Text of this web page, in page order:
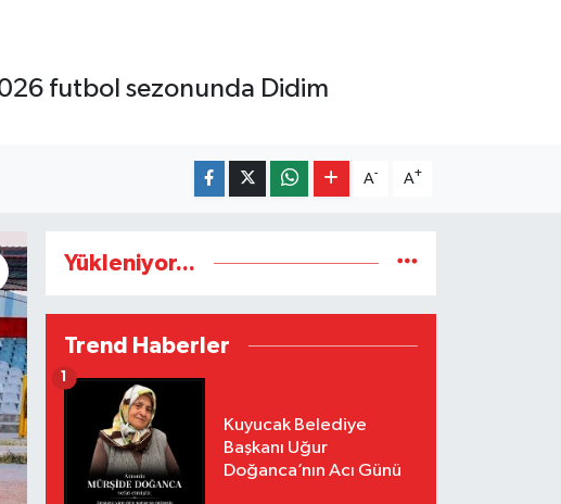
futbol sezonunda Didim
A- A+
Yükleniyor...
Trend Haberler
Kuyucak Belediye
Başkanı Uğur
Doğanca’nın Acı Günü
1